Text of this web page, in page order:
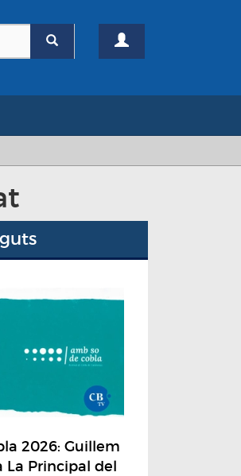
2026: Guillem
La Principal del